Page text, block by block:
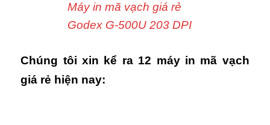
Máy in mã vạch giá rẻ
Godex G-500U 203 DPI
Chúng tôi xin kể ra 12 máy in mã vạch
giá rẻ hiện nay: